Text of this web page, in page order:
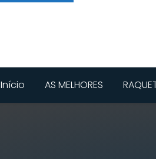
Início AS MELHORES